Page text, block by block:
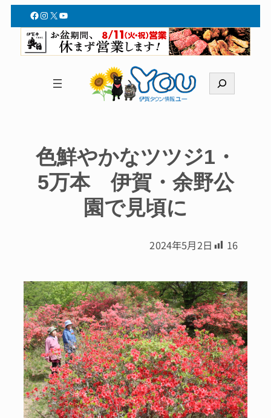
Facebook
Instagram
X YouTube
索
色鮮やかなツツジ1・
5万本 伊賀・余野公
園で見頃に
2024年5月2日 16